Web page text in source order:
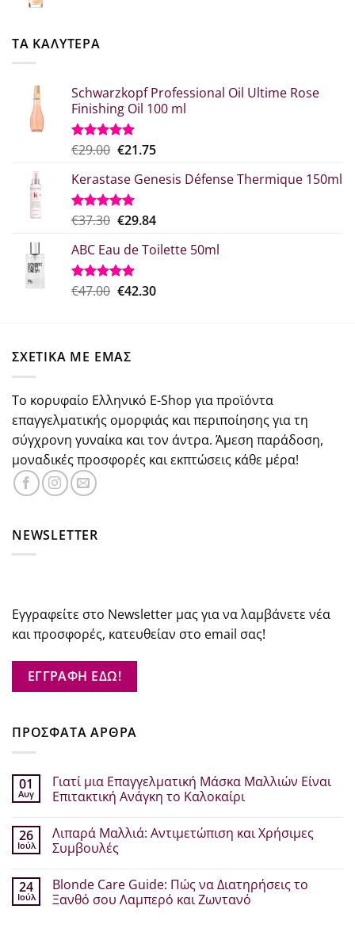
ΤΑ ΚΑΛΥΤΕΡΑ
Schwarzkopf Professional Oil Ultime Rose
Finishing Oil 100 ml
Βαθμολογήθηκε
από 5
€29.00 Original
was:
€29.00.
€21.75Η
τιμή
€21.75.
Kerastase Genesis Défense Thermique 150ml
Βαθμολογήθηκε
από 5
€37.30 Original
was:
€37.30.
€29.84Η
τιμή
€29.84.
ABC Eau de Toilette 50ml
Βαθμολογήθηκε
€47.00 Original
€42.30Η
ΣΧΕΤΙΚΑ ΜΕ ΕΜΑΣ
Το κορυφαίο Ελληνικό E-Shop για προϊόντα
επαγγελματικής ομορφιάς και περιποίησης για τη
σύγχρονη γυναίκα και τον άντρα. Άμεση παράδοση,
μοναδικές προσφορές και εκπτώσεις κάθε μέρα!
NEWSLETTER
Εγγραφείτε στο Newsletter μας για να λαμβάνετε νέα
και προσφορές, κατευθείαν στο email σας!
ΕΓΓΡΑΦΗ ΕΔΩ!
ΠΡΟΣΦΑΤΑ ΑΡΘΡΑ
01
Αυγ
Γιατί μια Επαγγελματική Μάσκα Μαλλιών Είναι
Επιτακτική Ανάγκη το Καλοκαίρι
σχόλια
στο
Γιατί
Μάσκα
Μαλλιών
Είναι
26
Ιούλ
Λιπαρά Μαλλιά: Αντιμετώπιση και Χρήσιμες
Συμβουλές
σχόλια
στο
Λιπαρά
24
Ιούλ
Blonde Care Guide: Πώς να Διατηρήσεις το
Ξανθό σου Λαμπερό και Ζωντανό